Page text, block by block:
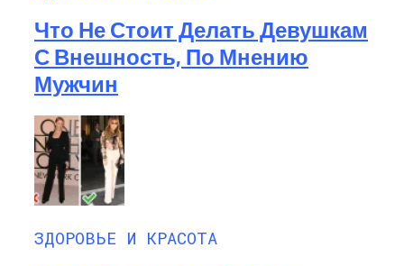
Что Не Стоит Делать Девушкам
С Внешность, По Мнению
Мужчин
ЗДОРОВЬЕ И КРАСОТА